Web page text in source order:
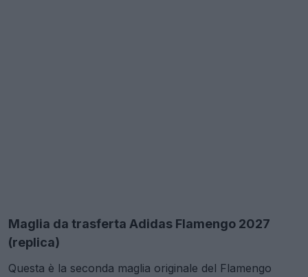
Maglia da trasferta Adidas Flamengo 2027
(replica)
Questa è la seconda maglia originale del Flamengo